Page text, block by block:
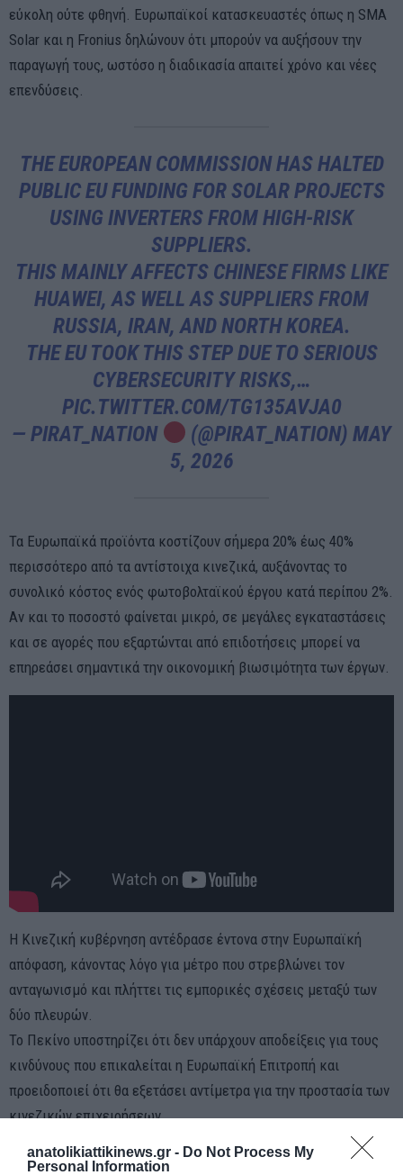
anatolikiattikinews.gr - Do Not Process My
Personal Information
εύκολη ούτε φθηνή. Ευρωπαϊκοί κατασκευαστές όπως η SMA
Solar και η Fronius δηλώνουν ότι μπορούν να αυξήσουν την
παραγωγή τους, ωστόσο η διαδικασία απαιτεί χρόνο και νέες
επενδύσεις.
THE EUROPEAN COMMISSION HAS HALTED
PUBLIC EU FUNDING FOR SOLAR PROJECTS
USING INVERTERS FROM HIGH-RISK
SUPPLIERS.
THIS MAINLY AFFECTS CHINESE FIRMS LIKE
HUAWEI, AS WELL AS SUPPLIERS FROM
RUSSIA, IRAN, AND NORTH KOREA.
THE EU TOOK THIS STEP DUE TO SERIOUS
CYBERSECURITY RISKS,…
PIC.TWITTER.COM/TG135AVJA0
— PIRAT_NATION
(@PIRAT_NATION)MAY
5, 2026
Τα Ευρωπαϊκά προϊόντα κοστίζουν σήμερα 20% έως 40%
περισσότερο από τα αντίστοιχα κινεζικά, αυξάνοντας το
συνολικό κόστος ενός φωτοβολταϊκού έργου κατά περίπου 2%.
Αν και το ποσοστό φαίνεται μικρό, σε μεγάλες εγκαταστάσεις
και σε αγορές που εξαρτώνται από επιδοτήσεις μπορεί να
επηρεάσει σημαντικά την οικονομική βιωσιμότητα των έργων.
Η Κινεζική κυβέρνηση αντέδρασε έντονα στην Ευρωπαϊκή
απόφαση, κάνοντας λόγο για μέτρο που στρεβλώνει τον
ανταγωνισμό και πλήττει τις εμπορικές σχέσεις μεταξύ των
δύο πλευρών.
Το Πεκίνο υποστηρίζει ότι δεν υπάρχουν αποδείξεις για τους
κινδύνους που επικαλείται η Ευρωπαϊκή Επιτροπή και
προειδοποιεί ότι θα εξετάσει αντίμετρα για την προστασία των
κινεζικών επιχειρήσεων.